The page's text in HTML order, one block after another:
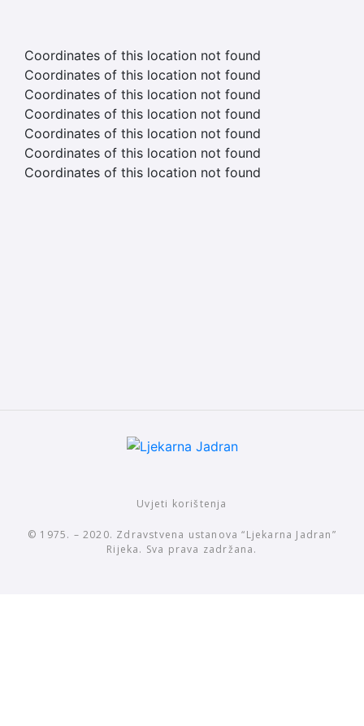
Coordinates of this location not found
Coordinates of this location not found
Coordinates of this location not found
Coordinates of this location not found
Coordinates of this location not found
Coordinates of this location not found
Coordinates of this location not found
Uvjeti korištenja
© 1975. – 2020. Zdravstvena ustanova “Ljekarna Jadran”
Rijeka. Sva prava zadržana.